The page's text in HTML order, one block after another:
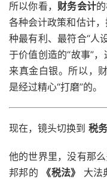
所以你看， 财务会计
各种会计政策和估计
种最有利、最符合“人
于价值创造的“故事”
来真金白银。所以，
是经过精心“打磨”的。
现在，镜头切换到 税
他的世界里，没有那
邦邦的
《税法》
大法